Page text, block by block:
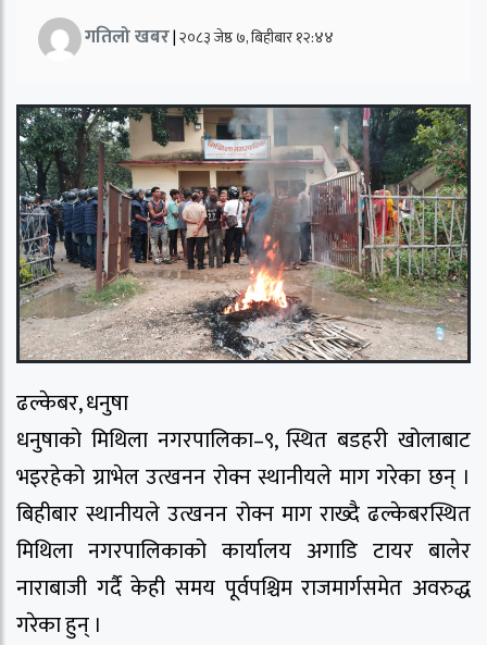
गतिलो खबर|२०८३ जेष्ठ ७, बिहीबार १२:४४
ढल्केबर, धनुषा
धनुषाको मिथिला नगरपालिका–९, स्थित बडहरी खोलाबाट
भइरहेको ग्राभेल उत्खनन रोक्न स्थानीयले माग गरेका छन् ।
बिहीबार स्थानीयले उत्खनन रोक्न माग राख्दै ढल्केबरस्थित
मिथिला नगरपालिकाको कार्यालय अगाडि टायर बालेर
नाराबाजी गर्दै केही समय पूर्वपश्चिम राजमार्गसमेत अवरुद्ध
गरेका हुन् ।